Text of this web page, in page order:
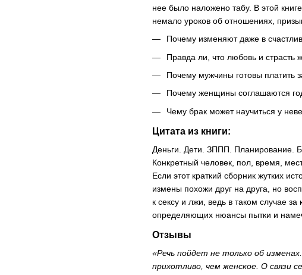
нее было наложено табу. В этой
немало уроков об отношениях,
Почему изменяют даже в
Правда ли, что любовь и страсть
Почему мужчины готовы платить
Почему женщины соглашаются
Чему брак может научиться у
Цитата из книги:
Деньги. Дети. ЗППП. Планирование.
Конкретный человек, пол, время,
Если этот краткий сборник жутких
измены похожи друг на друга, но
к сексу и лжи, ведь в таком случае
определяющих нюансы пытки и
Отзывы
«Речь пойдет не только об
прихотливо, чем женское. О связи